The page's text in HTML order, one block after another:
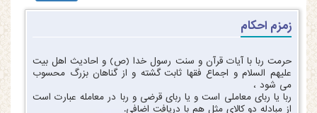
زمزم احکام
حرمت ربا با آیات قرآن و سنت رسول خدا (ص) و احادیث اهل بیت
علیهم السلام و اجماع فقها ثابت گشته و از گناهان بزرگ محسوب
می شود ،
ربا یا ربای معاملی است و یا ربای قرضی و ربا در معامله عبارت است
از مبادله دو کالای مثل هم با دریافت اضافی.